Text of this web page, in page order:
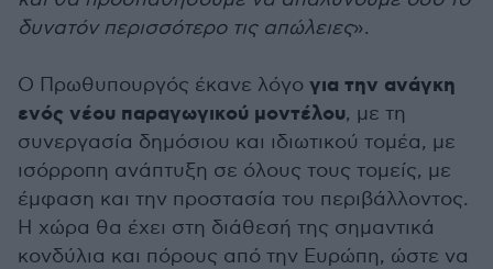
δυνατόν περισσότερο τις απώλειες».
Ο Πρωθυπουργός έκανε λόγο για την ανάγκη
ενός νέου παραγωγικού μοντέλου, με τη
συνεργασία δημόσιου και ιδιωτικού τομέα, με
ισόρροπη ανάπτυξη σε όλους τους τομείς, με
έμφαση και την προστασία του περιβάλλοντος.
Η χώρα θα έχει στη διάθεσή της σημαντικά
κονδύλια και πόρους από την Ευρώπη, ώστε να